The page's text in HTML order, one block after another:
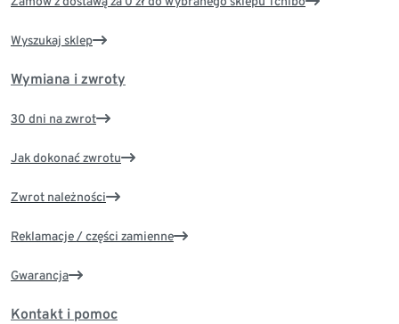
Wyszukaj sklep
Wymiana i zwroty
30 dni na zwrot
Jak dokonać zwrotu
Zwrot należności
Reklamacje / części zamienne
Gwarancja
Kontakt i pomoc